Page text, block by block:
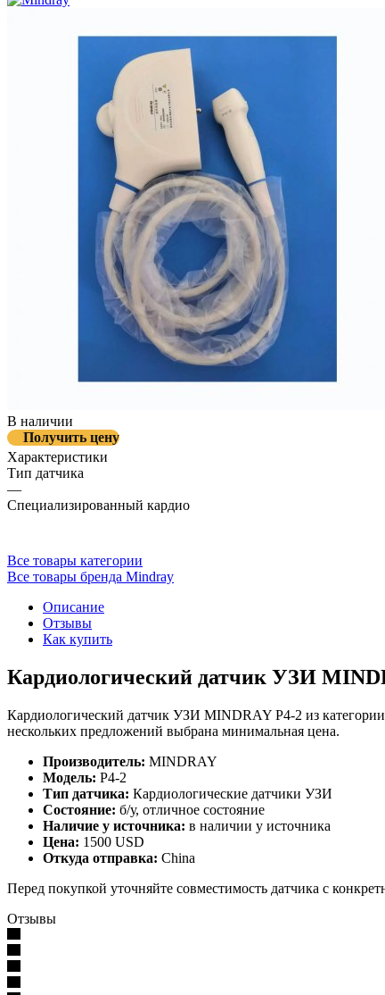
В наличии
Получить цену
Характеристики
Тип датчика
—
Специализированный кардио
Все товары категории
Все товары бренда Mindray
Описание
Отзывы
Как купить
Кардиологический датчик УЗИ
Кардиологический датчик УЗИ MINDRAY P4-2 из
нескольких предложений выбрана минимальная цена.
Производитель: MINDRAY
Модель: P4-2
Тип датчика: Кардиологические датчики УЗИ
Состояние: б/у, отличное состояние
Наличие у источника: в наличии у источника
Цена: 1500 USD
Откуда отправка: China
Перед покупкой уточняйте совместимость датчика с
Отзывы